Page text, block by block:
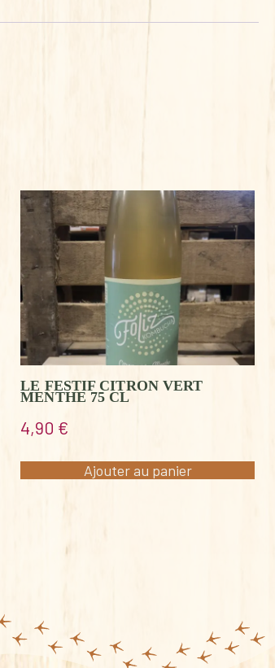
LE FESTIF CITRON VERT
MENTHE 75 CL
4,90 €
Ajouter au panier